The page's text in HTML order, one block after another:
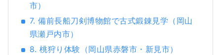
市）
7. 備前長船刀剣博物館で古式鍛錬見学（岡山
県瀬戸内市）
8. 桃狩り体験（岡山県赤磐市・新見市）